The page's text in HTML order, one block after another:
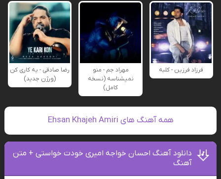
فرزاد فرزین - کلبه
مهراد جم - منو
نمیشناسه (نسخه
کامل)
رضا صادقی - یه کاری کن
(ورژن جدید)
همه آهنگ های Ehsan Khajeh Amiri
دانلود آهنگ احسان خواجه امیری خودت خواستی + متن
آهنگ